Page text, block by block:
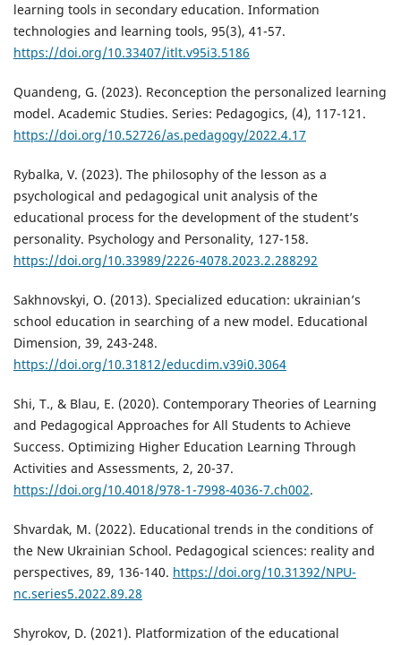
learning tools in secondary education. Information
technologies and learning tools, 95(3), 41-57.
https://doi.org/10.33407/itlt.v95i3.5186
Quandeng, G. (2023). Reconception the personalized learning
model. Academic Studies. Series: Pedagogics, (4), 117-121.
https://doi.org/10.52726/as.pedagogy/2022.4.17
Rybalka, V. (2023). The philosophy of the lesson as a
psychological and pedagogical unit analysis of the
educational process for the development of the student’s
personality. Psychology and Personality, 127-158.
https://doi.org/10.33989/2226-4078.2023.2.288292
Sakhnovskyi, О. (2013). Specialized education: ukrainian’s
school education in searching of a new model. Educational
Dimension, 39, 243-248.
https://doi.org/10.31812/educdim.v39i0.3064
Shi, T., & Blau, E. (2020). Contemporary Theories of Learning
and Pedagogical Approaches for All Students to Achieve
Success. Optimizing Higher Education Learning Through
Activities and Assessments, 2, 20-37.
https://doi.org/10.4018/978-1-7998-4036-7.ch002.
Shvardak, M. (2022). Educational trends in the conditions of
the New Ukrainian School. Pedagogical sciences: reality and
perspectives, 89, 136-140. https://doi.org/10.31392/NPU-
nc.series5.2022.89.28
Shyrokov, D. (2021). Platformization of the educational